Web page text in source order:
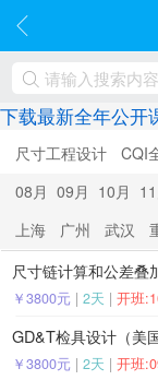
下载最新全年公开
尺寸工程设计 CQI
08月 09月 10月
上海
广州 武汉
尺寸链计算和公差叠
￥3800元 | 2天 | 开班
GD&T检具设计（美
￥3800元 | 2天 | 开班